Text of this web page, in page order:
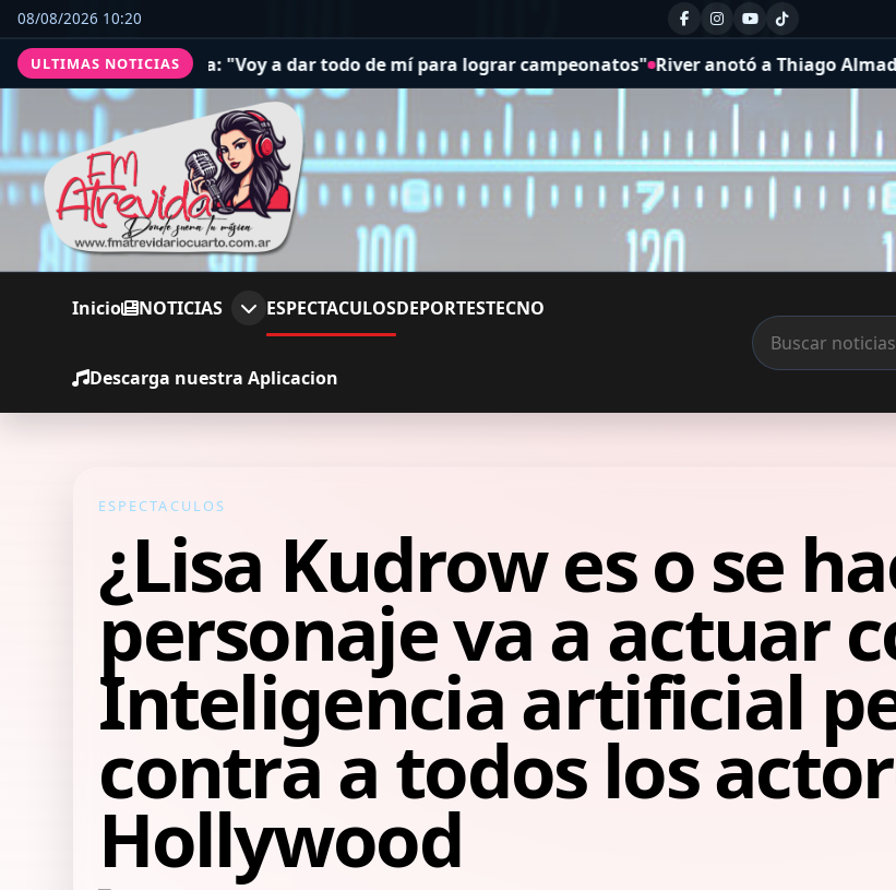
08/08/2026 10:20
ULTIMAS NOTICIAS
a dar todo de mí para lograr campeonatos" River anotó a Thiago Almada en la lista de buena fe
Inicio NOTICIAS ESPECTACULOSDEPORTESTECNO
Descarga nuestra Aplicacion
ESPECTACULOS
¿Lisa Kudrow es o se
personaje va a actuar
Inteligencia artificial
contra a todos los
Hollywood